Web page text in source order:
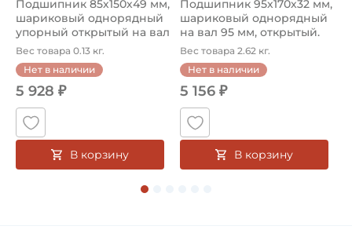
Подшипник 85х150х49 мм,
шариковый однорядный
упорный открытый на вал
85...
Вес товара 0.13 кг.
Нет в наличии
5 928 ₽
В корзину
Подшипник 95х170х32 мм,
шариковый однорядный
на вал 95 мм, открытый.
Ар...
Вес товара 2.62 кг.
Нет в наличии
5 156 ₽
В корзину